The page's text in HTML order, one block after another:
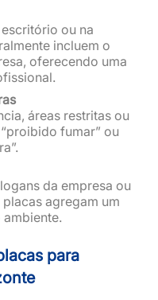
ou na
incluem o
oferecendo uma
áreas restritas ou
fumar” ou
da empresa ou
agregam um
para